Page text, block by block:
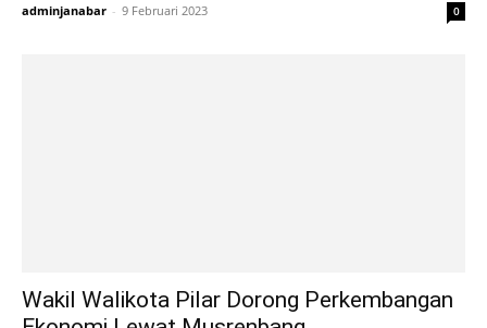
adminjanabar - 9 Februari 2023 0
Wakil Walikota Pilar Dorong Perkembangan